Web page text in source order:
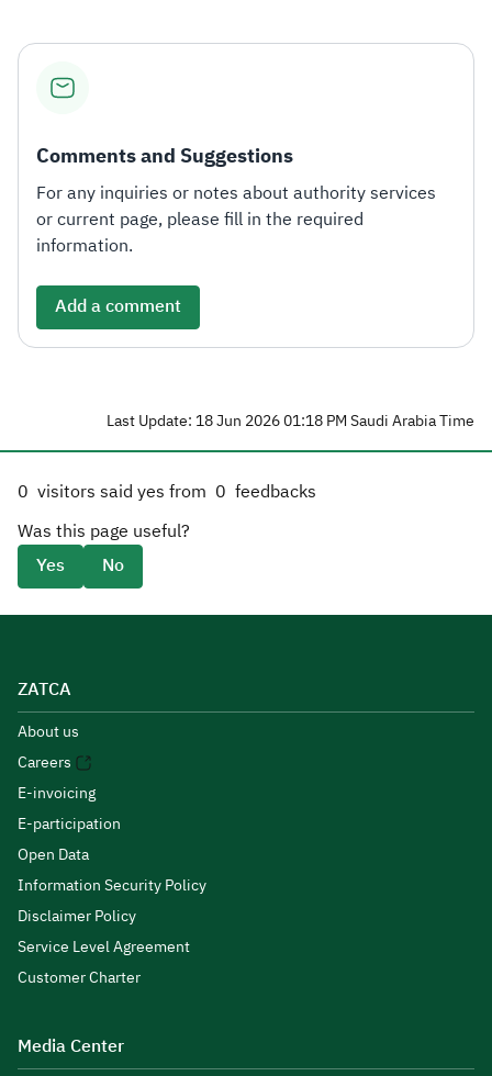
Comments and Suggestions
For any inquiries or notes about authority services
or current page, please fill in the required
information.
Add a comment
Last Update: 18 Jun 2026 01:18 PM Saudi Arabia Time
0 visitors said yes from 0 feedbacks
Was this page useful?
Yes
No
ZATCA
About us
Careers
E-invoicing
E-participation
Open Data
Information Security Policy
Disclaimer Policy
Service Level Agreement
Customer Charter
Media Center